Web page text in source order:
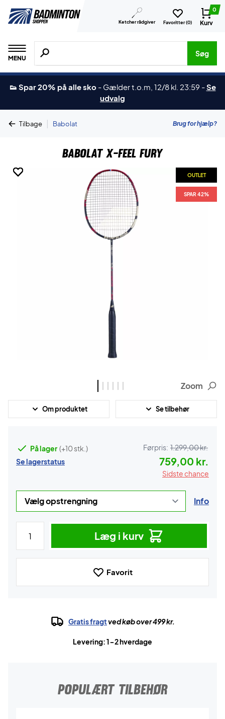
Ketcher rådgiver Favoritter (0)
0
Kurv
MENU
Søg efter produkter, mærker etc.
Søg
👟 Spar 20% på alle sko - Gælder t.o.m, 12/8 kl. 23:59 -Se
udvalg
Tilbage | Babolat Brug for hjælp?
Babolat X-Feel Fury
OUTLET
SPAR 42%
OUTLET
SPAR 42%
OUTLET
SPAR 42%
OUTLET
SPAR 42%
OUTLET
SPAR 42%
OUTLET
SPAR 42%
Zoom
Om produktet Se tilbehør
På lager (+10 stk.)
Se lagerstatus
Førpris: 1.299,00 kr.
759,00 kr.
Sidste chance
Info
Læg i kurv
Favorit
Gratis fragtved køb over 499 kr.
Levering: 1-2 hverdage
POPULÆRT TILBEHØR